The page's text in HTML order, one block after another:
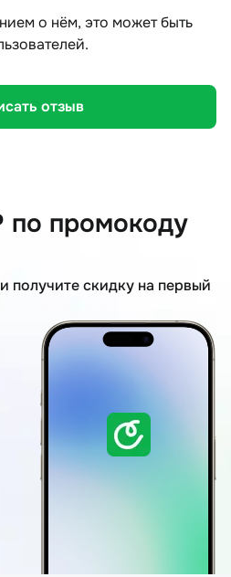
о нём, это может быть
отзыв
промокоду
получите скидку на первый